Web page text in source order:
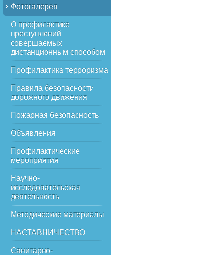
Фотогалерея
О профилактике
преступлений,
совершаемых
дистанционным способом
Профилактика терроризма
Правила безопасности
дорожного движения
Пожарная безопасность
Объявления
Профилактические
мероприятия
Научно-
исследовательская
деятельность
Методические материалы
НАСТАВНИЧЕСТВО
Санитарно-